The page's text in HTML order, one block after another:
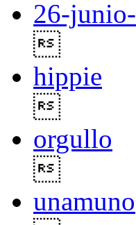
26-
hippie
orgullo
unamuno